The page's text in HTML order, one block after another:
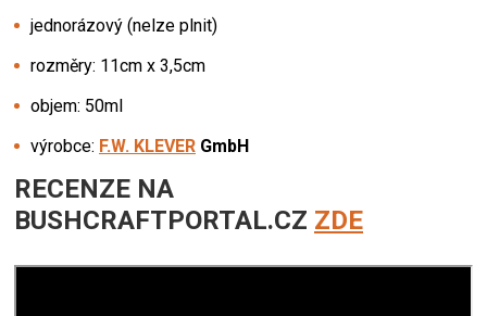
jednorázový (nelze plnit)
rozměry: 11cm x 3,5cm
objem: 50ml
výrobce: F.W. KLEVER GmbH
RECENZE NA
BUSHCRAFTPORTAL.CZ ZDE